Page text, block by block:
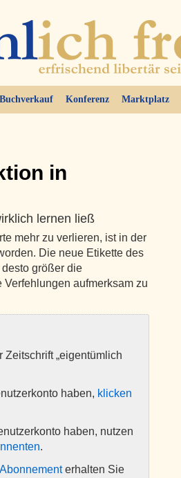
Buchverkauf Konferenz Marktplatz
in
lernen ließ
mehr zu verlieren, ist in der
Die neue Etikette des
größer die
aufmerksam zu
„eigentümlich
haben, klicken
haben, nutzen
.
erhalten Sie